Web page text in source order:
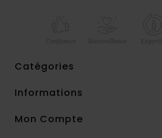
Catégories
Informations
Mon Compte